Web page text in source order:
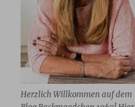
Herzlich Willkommen auf dem